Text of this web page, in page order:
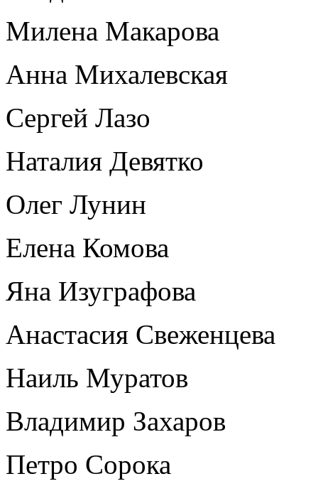
Милена Макарова
Анна Михалевская
Сергей Лазо
Наталия Девятко
Олег Лунин
Елена Комова
Яна Изуграфова
Анастасия Свеженцева
Наиль Муратов
Владимир Захаров
Петро Сорока